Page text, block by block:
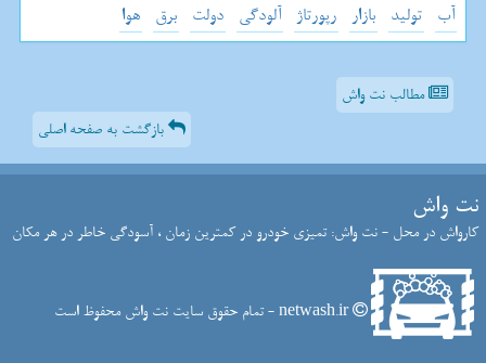
آب تولید بازار رپورتاژ آلودگی دولت برق هوا
مطالب نت واش
بازگشت به صفحه اصلی
نت واش
کارواش در محل - نت واش: تمیزی خودرو در کمترین زمان ، آسودگی خاطر در هر مکان
netwash.ir - تمام حقوق سایت نت واش محفوظ است